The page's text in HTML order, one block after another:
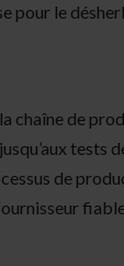
pour le
chaîne de
de